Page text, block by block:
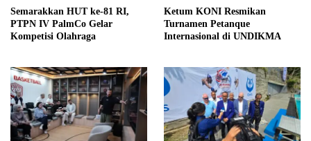
Semarakkan HUT ke-81 RI,
PTPN IV PalmCo Gelar
Kompetisi Olahraga
Ketum KONI Resmikan
Turnamen Petanque
Internasional di UNDIKMA